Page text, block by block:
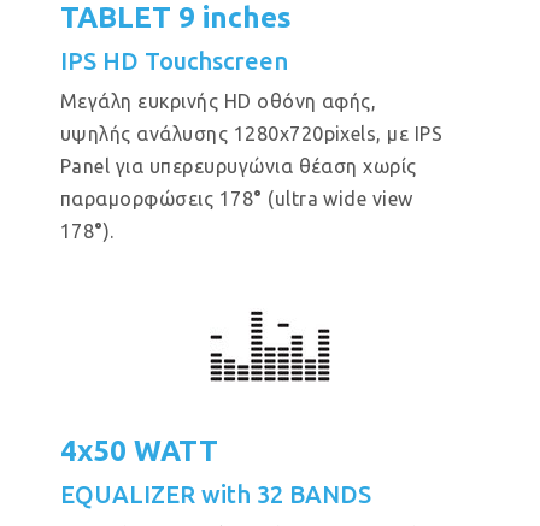
TABLET 9 inches
IPS HD Touchscreen
Μεγάλη ευκρινής HD οθόνη αφής,
υψηλής ανάλυσης 1280x720pixels, με IPS
Panel για υπερευρυγώνια θέαση χωρίς
παραμορφώσεις 178° (ultra wide view
178°).
4x50 WATT
EQUALIZER with 32 BANDS